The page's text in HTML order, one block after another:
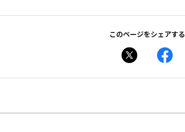
このページをシェアする